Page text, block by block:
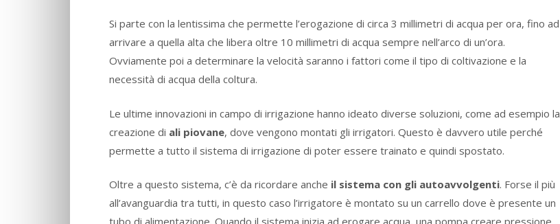
Si parte con la lentissima che permette l’erogazione di circa 3 millimetri di acqua per ora, fino ad
arrivare a quella alta che libera oltre 10 millimetri di acqua sempre nell’arco di un’ora.
Ovviamente poi a determinare la velocità saranno i fattori come il tipo di coltivazione e la
necessità di acqua della coltura.
Le ultime innovazioni in campo di irrigazione hanno ideato diverse soluzioni, come ad esempio la
creazione di ali piovane, dove vengono montati gli irrigatori. Questo è davvero utile perché
permette a tutto il sistema di irrigazione di poter essere trainato e quindi spostato.
Oltre a questo sistema, c’è da ricordare anche il sistema con gli autoavvolgenti. Forse il più
all’avanguardia tra tutti, in questo caso l’irrigatore è montato su un carrello dove è presente un